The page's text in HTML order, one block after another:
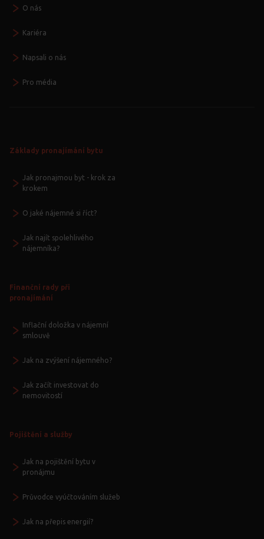
O nás
Kariéra
Napsali o nás
Pro média
Základy pronajímání bytu
Jak pronajmou byt - krok za
krokem
O jaké nájemné si říct?
Jak najít spolehlivého
nájemníka?
Finanční rady při
pronajímání
Inflační doložka v nájemní
smlouvě
Jak na zvýšení nájemného?
Jak začít investovat do
nemovitostí
Pojištění a služby
Jak na pojištění bytu v
pronájmu
Průvodce vyúčtováním služeb
Jak na přepis energií?